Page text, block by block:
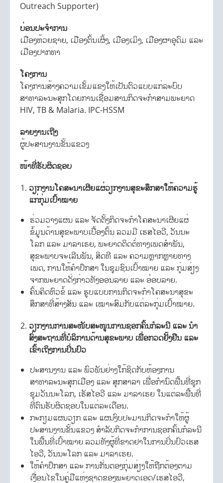
Outreach Supporter)
ບ່ອນປະຈໍາການ
ເມືອງຫ້ວຍຊາຍ, ເມືອງຕົ້ນເຜິ້ງ, ເມືອງເມິງ, ເມືອງຜາອຸດົມ ແລະ
ເມືອງປາກທາ
ໂຄງການ
ໂຄງການສ້າງຄວາມເຂັ້ມແຂງໃຫ້ເປັນຕົວແບບແກ່ລະບົບ
ສາທາລະນະສຸກໂດຍການເຊື່ອມສານກິດຈະກໍາສາມພະຍາດ
HIV, TB & Malaria. IPC-HSSM
ລາຍງານເຖີງ
ຜູ້ປະສານງານຂັ້ນແຂວງ
ໜ້າທີ່ຮັບຜິດຊອບ
ວຽກງານໂຄສະນາເຜີຍແຜ່ວຽກງານສຸຂະສຶກສາໃຫ້ຄວາມຮູ້
ແກ່ກຸ່ມເປົ້າໝາຍ
ຮ່ວມວາງແຜນ ແລະ ຈັດຕັ້ງກິດຈະກໍາໂຄສະນາເຜີຍແຜ່
ຂໍ້ມູນດ້ານສຸຂະພາບເບື້ອງຕົ້ນ ລວມມີ ເຮສໄອວີ, ວັນນະ
ໂລກ ແລະ ມາລາເຣຍ, ພະຍາດຕິດຕໍ່ທາງເພດສຳພັນ,
ສຸຂະພາບຈະເລີນພັນ, ສິດທີ ແລະ ຄວາມຫຼາກຫຼາຍທາງ
ເພດ, ການໃຫ້ຄໍາປຶກສາ ໃນຊຸມຊົນເປົ້າໝາຍ ແລະ ກຸ່ມສ່ຽງ
ຈາກພະຍາດດັ່ງກ່າວທັງອອນລາຍ ແລະ ອ໋ອບລາຍ.
ຄົ້ນຄິດຫົວຂໍ້ ແລະ ຮູບແບບການກິດຈະກໍາໂຄສະນາສຸຂະ
ສຶກສາທີ່ສ້າງສັນ ແລະ ເໝາະສົມກັບແຕ່ລະກຸ່ມເປົ້າໝາຍ.
ວຽກງານການສະໜັບສະໜູນການຊອກຄົ້ນກໍລະນີ ແລະ ນໍາ
ສົ່ງສະຖານທີ່ບໍລິການດ້ານສຸຂະພາບ ເພື່ອກວດຢັ້ງຢືນ ແລະ
ເຂົ້າເຖິງການປິ່ນປົວ
ປະສານງານ ແລະ ພົວພັນຢ່າງໃກ້ຊິດກັບຫ້ອງການ
ສາທາລະນະສຸກເມືອງ ແລະ ສຸກສາລາ ເພື່ອກໍານົດພື້ນທີ່ຊຸກ
ຊຸມວັນນະໂລກ, ເຮັສໄອວີ ແລະ ມາລາເຣຍ ໃນແຕ່ລະພື້ນທີ່
ທີ່ຕົນຮັບຜິດຊອບໃນແຕ່ລະເດືອນ.
ກະກຽມແຜນວຽກ ແລະ ແຜນງົບປະມານກິດຈະກໍາໃຫ້ຜູ້
ປະສານງານຂັ້ນແຂວງ ສຳລັບກິດຈະກໍາການຊອກຄົ້ນກໍລະນີ
ໃນພື້ນທີ່ເປົ້າໝາຍ ລວມທັງຜູ້ທີ່ຂາດຢາໃນການປິ່ນປົວເຮສ
ໄອວີ, ວັນນະໂລກ ແລະ ມາລາເຣຍ.
ໃຫ້ຄໍາປຶກສາ ແລະ ການກັ່ນຕອງກຸ່ມສ່ຽງໃຫ້ຖືກຕ້ອງຕາມ
ເງື່ອນໄຂໃນຄູ່ມືແຫ່ງຊາດຂອງພະຍາດເອດ/ເຮສໄອວີ,